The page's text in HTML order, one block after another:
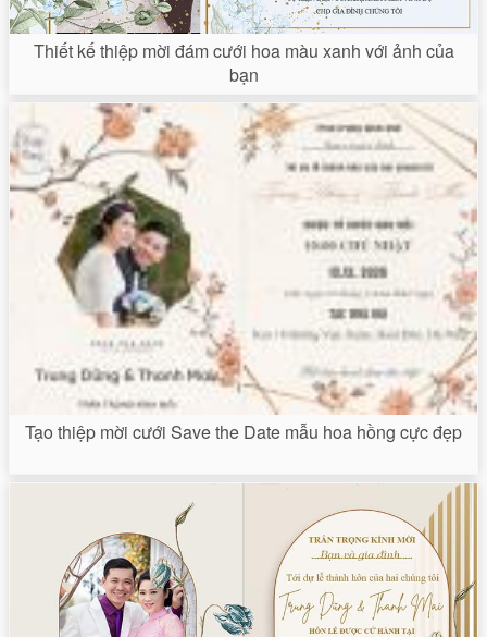
Thiết kế thiệp mời đám cưới hoa màu xanh với ảnh của
bạn
Tạo thiệp mời cưới Save the Date mẫu hoa hồng cực đẹp